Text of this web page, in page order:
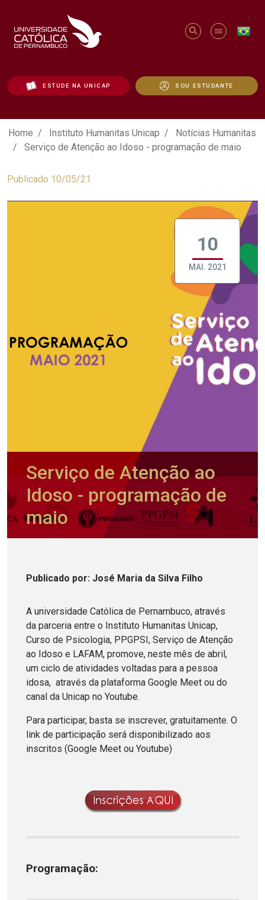
ESTUDE NA UNICAP SOU ESTUDANTE
Serviço de Atenção ao Idoso -
Home Instituto Humanitas Unicap
Notícias Humanitas
Serviço de Atenção ao Idoso - programação de maio
Publicado 10/05/21
10
MAI. 2021
Serviço de Atenção ao
Idoso - programação de
maio
Publicado por: José Maria da Silva Filho
A universidade Católica de Pernambuco, através
da parceria entre o Instituto Humanitas Unicap,
Curso de Psicologia, PPGPSI, Serviço de Atenção
ao Idoso e LAFAM, promove, neste mês de abril,
um ciclo de atividades voltadas para a pessoa
idosa, através da plataforma Google Meet ou do
canal da Unicap no Youtube.
Para participar, basta se inscrever, gratuitamente. O
link de participação será disponibilizado aos
inscritos (Google Meet ou Youtube)
Programação: